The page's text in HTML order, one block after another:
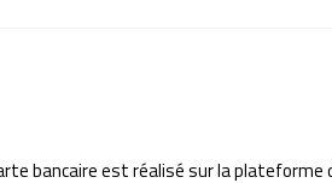
bancaire est réalisé sur la plateforme